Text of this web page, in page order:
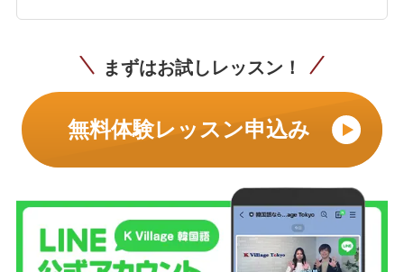
まずはお試しレッスン！
無料体験レッスン申込み